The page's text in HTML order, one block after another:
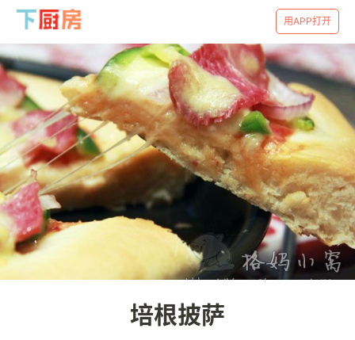
用APP打开
培根披萨